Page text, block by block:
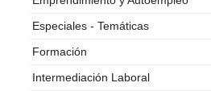
Especiales - Temáticas
Formación
Intermediación Laboral